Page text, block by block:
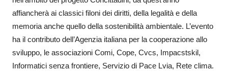
affiancherà ai classici filoni dei diritti, della legalità e della
memoria anche quello della sostenibilità ambientale. L’evento
ha il contributo dell’Agenzia italiana per la cooperazione allo
sviluppo, le associazioni Comi, Cope, Cvcs, Impacstskil,
Informatici senza frontiere, Servizio di Pace Lvia, Rete clima.